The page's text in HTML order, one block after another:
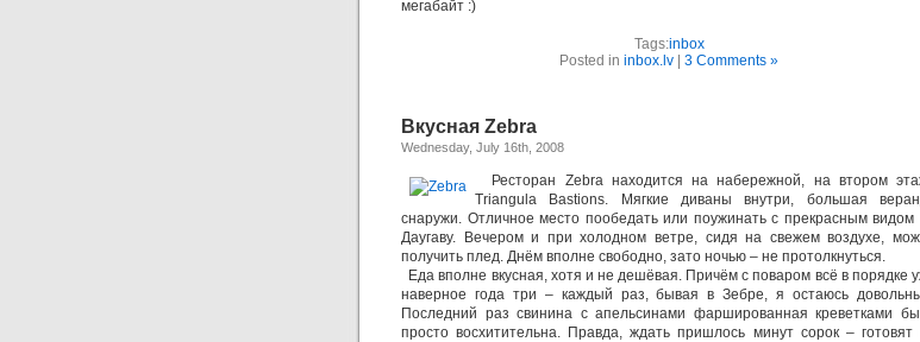
мегабайт :)
Tags:inbox
Posted in inbox.lv 3 Comments »
Вкусная Zebra
Wednesday, July 16th, 2008
Ресторан Zebra находится на набережной, на втором
Triangula Bastions. Мягкие диваны внутри, большая
снаружи. Отличное место пообедать или поужинать с прекрасным видом
Даугаву. Вечером и при холодном ветре, сидя на свежем воздухе,
получить плед. Днём вполне свободно, зато ночью – не протолкнуться.
Еда вполне вкусная, хотя и не дешёвая. Причём с поваром всё в порядке
наверное года три – каждый раз, бывая в Зебре, я остаюсь
Последний раз свинина с апельсинами фаршированная креветками
просто восхитительна. Правда, ждать пришлось минут сорок – готовят